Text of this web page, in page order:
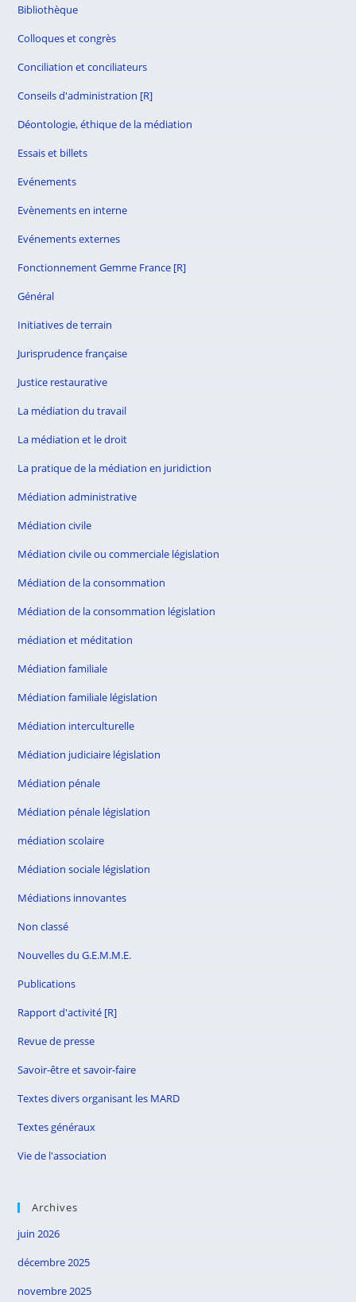
Bibliothèque
Colloques et congrès
Conciliation et conciliateurs
Conseils d'administration [R]
Déontologie, éthique de la médiation
Essais et billets
Evénements
Evènements en interne
Evénements externes
Fonctionnement Gemme France [R]
Général
Initiatives de terrain
Jurisprudence française
Justice restaurative
La médiation du travail
La médiation et le droit
La pratique de la médiation en juridiction
Médiation administrative
Médiation civile
Médiation civile ou commerciale législation
Médiation de la consommation
Médiation de la consommation législation
médiation et méditation
Médiation familiale
Médiation familiale législation
Médiation interculturelle
Médiation judiciaire législation
Médiation pénale
Médiation pénale législation
médiation scolaire
Médiation sociale législation
Médiations innovantes
Non classé
Nouvelles du G.E.M.M.E.
Publications
Rapport d'activité [R]
Revue de presse
Savoir-être et savoir-faire
Textes divers organisant les MARD
Textes généraux
Vie de l'association
Archives
juin 2026
décembre 2025
novembre 2025